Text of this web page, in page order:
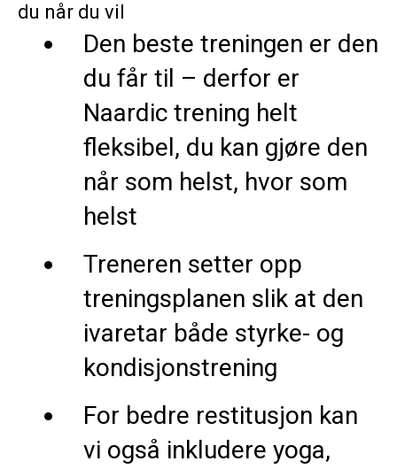
du når du vil
Den beste treningen er den
du får til – derfor er
Naardic trening helt
fleksibel, du kan gjøre den
når som helst, hvor som
helst
Treneren setter opp
treningsplanen slik at den
ivaretar både styrke- og
kondisjonstrening
For bedre restitusjon kan
vi også inkludere yoga,